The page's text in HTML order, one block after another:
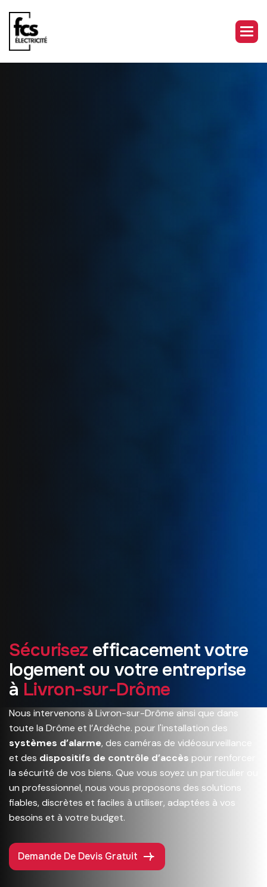
Sécurisez efficacementvotre
logement ou votre entreprise
à Livron-sur-Drôme
Nous intervenons à Livron-sur-Drôme ainsi que dans
toute la Drôme et l’Ardèche. pour l'installation des
systèmes d’alarme, des caméras de vidéosurveillance
et des dispositifs de contrôle d’accès pour renforcer
la sécurité de vos biens. Que vous soyez un particulier ou
un professionnel, nous vous proposons des solutions
fiables, discrètes et faciles à utiliser, adaptées à vos
besoins et à votre budget.
Demande De Devis Gratuit